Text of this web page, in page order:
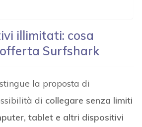
illimitati: cosa
Surfshark
la proposta di
di collegare senza limiti
tablet e altri dispositivi